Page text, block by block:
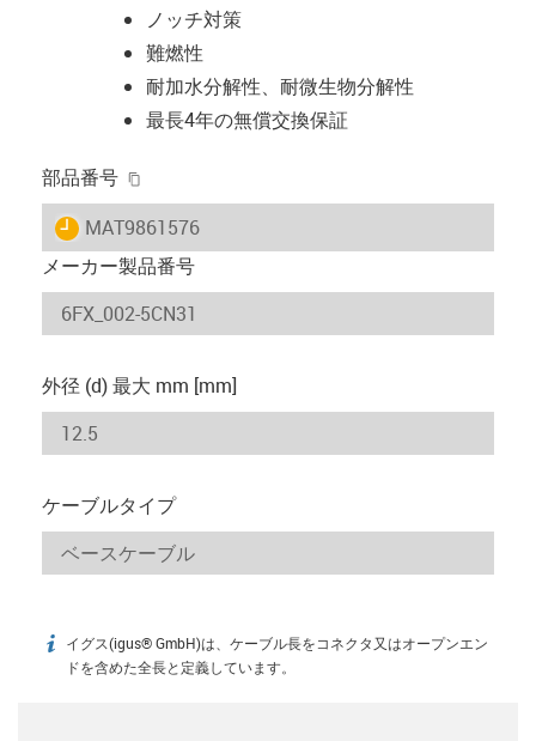
ノッチ対策
難燃性
耐加水分解性、耐微生物分解性
最長4年の無償交換保証
部品番号
igus-icon-lieferzeit
MAT9861576
メーカー製品番号
外径 (d) 最大 mm [mm]
ケーブルタイプ
igus-icon-info
イグス(igus® GmbH)は、ケーブル長をコネクタ又はオープンエン
ドを含めた全長と定義しています。